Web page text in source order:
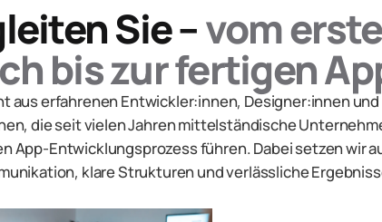
Sie –vom
bis zur fertigen
aus erfahrenen Entwickler:innen, Designer:innen und
die seit vielen Jahren mittelständische
App-Entwicklungsprozess führen. Dabei setzen wir
klare Strukturen und verlässliche